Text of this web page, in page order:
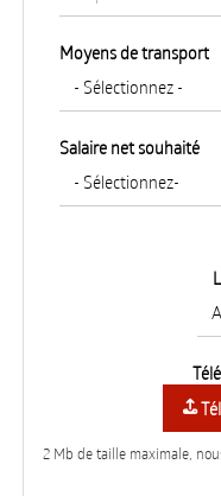
Moyens de transport
Salaire net souhaité
2 Mb de taille maximale,